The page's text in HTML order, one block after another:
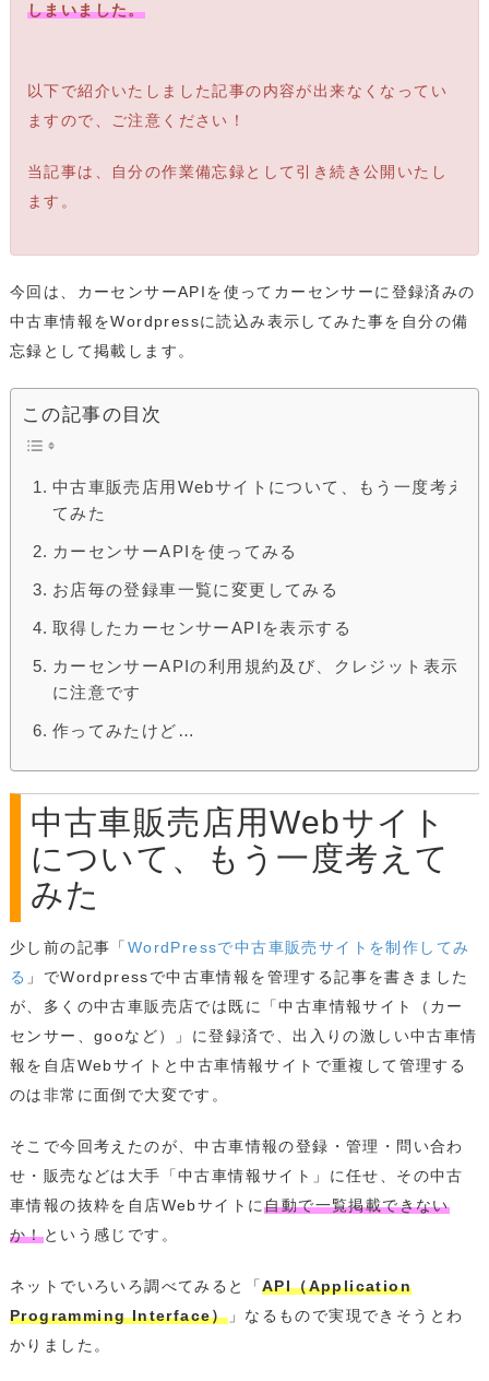
しまいました。
以下で紹介いたしました記事の内容が出来なくなってい
ますので、ご注意ください！
当記事は、自分の作業備忘録として引き続き公開いたし
ます。
今回は、カーセンサーAPIを使ってカーセンサーに登録済みの
中古車情報をWordpressに読込み表示してみた事を自分の備
忘録として掲載します。
この記事の目次
中古車販売店用Webサイトについて、もう一度考え
てみた
カーセンサーAPIを使ってみる
お店毎の登録車一覧に変更してみる
取得したカーセンサーAPIを表示する
カーセンサーAPIの利用規約及び、クレジット表示
に注意です
作ってみたけど…
中古車販売店用Webサイト
について、もう一度考えて
みた
少し前の記事「WordPressで中古車販売サイトを制作してみ
る 」でWordpressで中古車情報を管理する記事を書きました
が、多くの中古車販売店では既に「中古車情報サイト（カー
センサー、gooなど）」に登録済で、出入りの激しい中古車情
報を自店Webサイトと中古車情報サイトで重複して管理する
のは非常に面倒で大変です。
そこで今回考えたのが、中古車情報の登録・管理・問い合わ
せ・販売などは大手「中古車情報サイト」に任せ、その中古
車情報の抜粋を自店Webサイトに自動で一覧掲載できない
か！という感じです。
ネットでいろいろ調べてみると「API（Application
Programming Interface）」なるもので実現できそうとわ
かりました。